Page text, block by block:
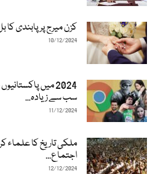
کزن میرج پر پابندی
10/12/2024
2024 میں
سب سے زیادہ...
11/12/2024
ملکی تاریخ کا علماء
اجتماع...
12/12/2024